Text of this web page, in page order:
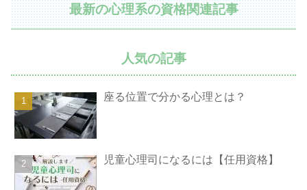
最新の心理系の資格関連記事
人気の記事
座る位置で分かる心理とは？
児童心理司になるには【任用資格】